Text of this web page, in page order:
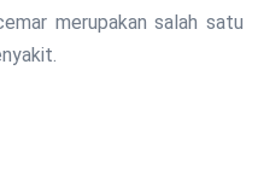
merupakan salah satu